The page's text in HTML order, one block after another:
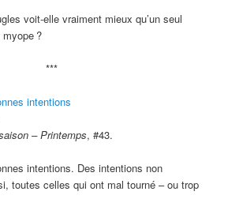
voit-elle vraiment mieux qu’un seul
myope ?
***
intentions
– Printemps, #43.
intentions. Des intentions non
toutes celles qui ont mal tourné – ou trop